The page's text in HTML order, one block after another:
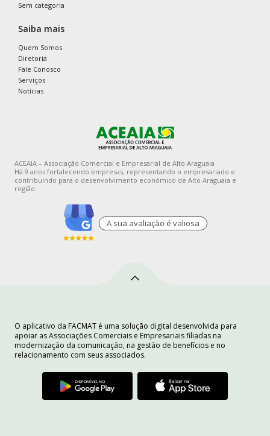
Sem categoria
Saiba mais
Quem Somos
Diretoria
Fale Conosco
Serviços
Notícias
ACEAIA – Associação Comercial e Empresarial de Alto Araguaia
Há 9 anos fortalecendo empresas, representando o empresariado e
contribuindo para o desenvolvimento econômico de Alto Araguaia e
região.
A sua avaliaçào é valiosa
O aplicativo da FACMAT é uma solução digital desenvolvida para
apoiar as Associações Comerciais e Empresariais filiadas na
modernização da comunicação, na gestão de benefícios e no
relacionamento com seus associados.